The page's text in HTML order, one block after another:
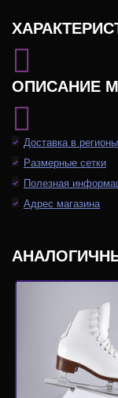
ОПИСАНИЕ
Доставка в регионы
Размерные сетки
Полезная
Адрес магазина